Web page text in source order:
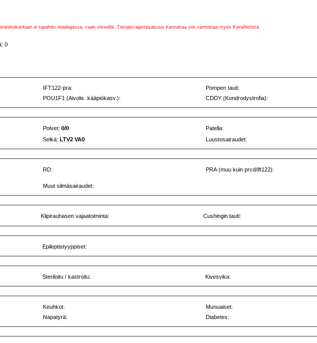
ei tapahdu reaaliajassa, vaan viiveellä. Tietojen ajantasaisuus kannattaa siis varmistaa myös KoiraNetistä.
0
IFT122-pra: Pompen tauti:
POU1F1 (Aivolis. kääpiökasv.): CDDY (Kondrodystrofia):
Polvet:0/0 Patella:
Selkä:LTV2 VA0 Luustosairaudet:
RD: PRA (muu kuin prcd/ift122):
Muut silmäsairaudet:
Kilpirauhasen vajaatoiminta: Cushingin tauti:
Epileptistyyppiset:
Steriloitu / kastroitu: Kivesvika:
Keuhkot: Munuaiset:
Napatyrä: Diabetes: